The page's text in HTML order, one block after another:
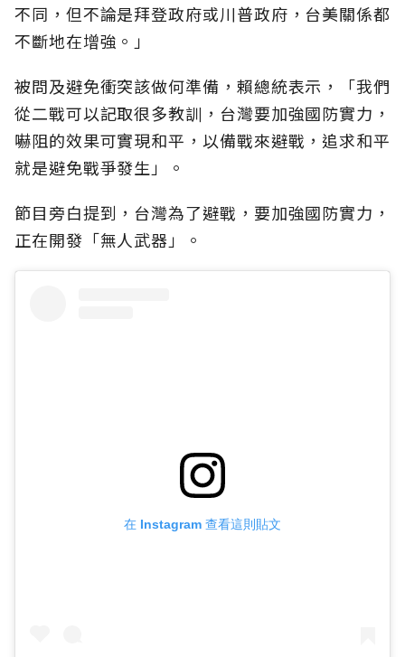
不同，但不論是拜登政府或川普政府，台美關係都
不斷地在增強。」
被問及避免衝突該做何準備，賴總統表示，「我們
從二戰可以記取很多教訓，台灣要加強國防實力，
嚇阻的效果可實現和平，以備戰來避戰，追求和平
就是避免戰爭發生」。
節目旁白提到，台灣為了避戰，要加強國防實力，
正在開發「無人武器」。
在 Instagram 查看這則貼文